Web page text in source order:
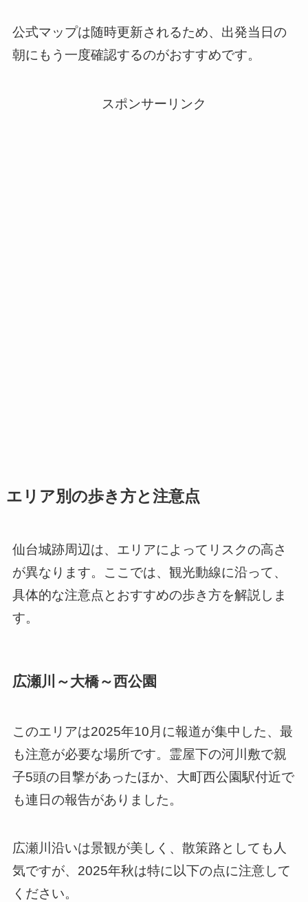
公式マップは随時更新されるため、出発当日の
朝にもう一度確認するのがおすすめです。
スポンサーリンク
エリア別の歩き方と注意点
仙台城跡周辺は、エリアによってリスクの高さ
が異なります。ここでは、観光動線に沿って、
具体的な注意点とおすすめの歩き方を解説しま
す。
広瀬川～大橋～西公園
このエリアは2025年10月に報道が集中した、最
も注意が必要な場所です。霊屋下の河川敷で親
子5頭の目撃があったほか、大町西公園駅付近で
も連日の報告がありました。
広瀬川沿いは景観が美しく、散策路としても人
気ですが、2025年秋は特に以下の点に注意して
ください。